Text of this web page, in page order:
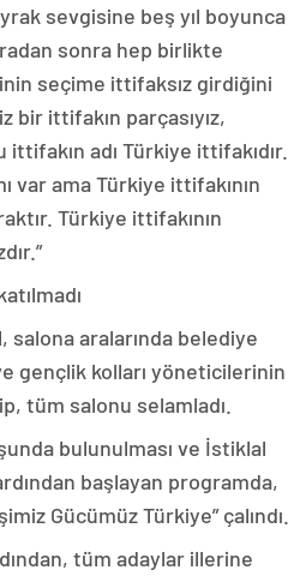
sevgisine beş yıl boyunca
sonra hep birlikte
seçime ittifaksız girdiğini
bir ittifakın parçasıyız,
adı Türkiye ittifakıdır.
var ama Türkiye ittifakının
Türkiye ittifakının
salona aralarında belediye
gençlik kolları yöneticilerinin
tüm salonu selamladı.
bulunulması ve İstiklal
başlayan programda,
Gücümüz Türkiye” çalındı.
tüm adaylar illerine